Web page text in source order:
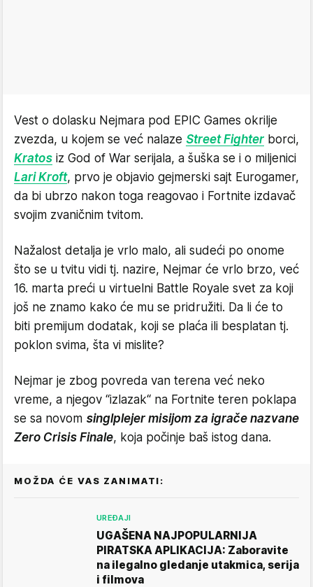
Vest o dolasku Nejmara pod EPIC Games okrilje
zvezda, u kojem se već nalaze Street Fighterborci,
Kratos iz God of War serijala, a šuška se i o miljenici
Lari Kroft, prvo je objavio gejmerski sajt Eurogamer,
da bi ubrzo nakon toga reagovao i Fortnite izdavač
svojim zvaničnim tvitom.
Nažalost detalja je vrlo malo, ali sudeći po onome
što se u tvitu vidi tj. nazire, Nejmar će vrlo brzo, već
16. marta preći u virtuelni Battle Royale svet za koji
još ne znamo kako će mu se pridružiti. Da li će to
biti premijum dodatak, koji se plaća ili besplatan tj.
poklon svima, šta vi mislite?
Nejmar je zbog povreda van terena već neko
vreme, a njegov “izlazak“ na Fortnite teren poklapa
se sa novom singlplejer misijom za igrače nazvane
Zero Crisis Finale, koja počinje baš istog dana.
MOŽDA ĆE VAS ZANIMATI:
UREĐAJI
UGAŠENA NAJPOPULARNIJA
PIRATSKA APLIKACIJA: Zaboravite
na ilegalno gledanje utakmica, serija
i filmova